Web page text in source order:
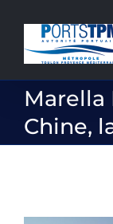
contenu
Marella
Chine,